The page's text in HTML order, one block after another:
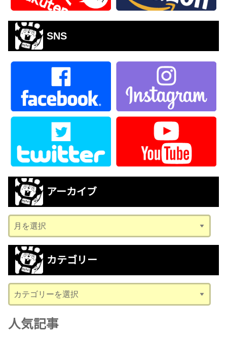
SNS
アーカイブ
ー
カ
ブ
カテゴリー
テ
ゴ
リ
人気記事